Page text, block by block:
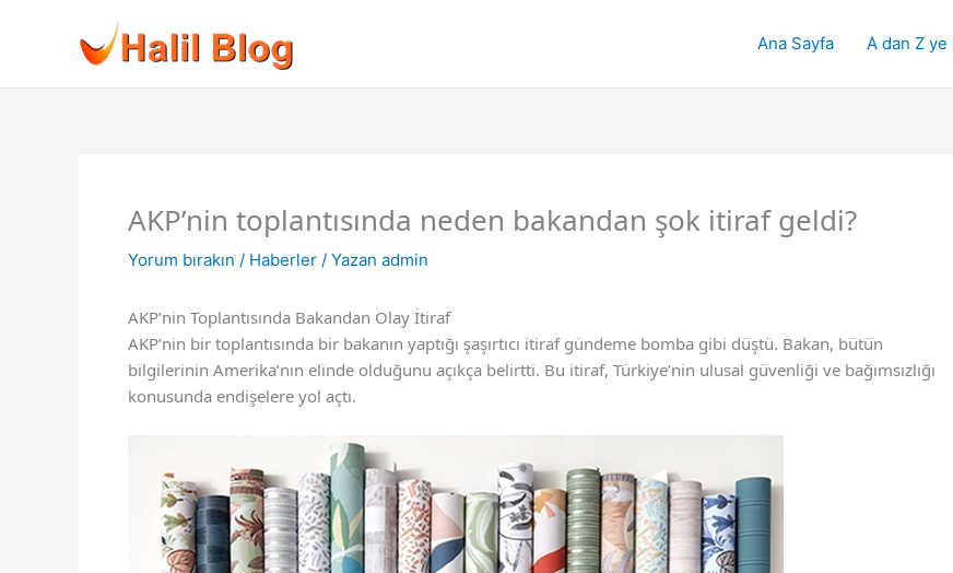
Ana Sayfa A dan Z
AKP’nin toplantısında neden bakandan şok itiraf geldi?
Yorum bırakın / Haberler / Yazan admin
AKP’nin Toplantısında Bakandan Olay İtiraf
AKP’nin bir toplantısında bir bakanın yaptığı şaşırtıcı itiraf gündeme bomba gibi düştü. Bakan, bütün
bilgilerinin Amerika’nın elinde olduğunu açıkça belirtti. Bu itiraf, Türkiye’nin ulusal güvenliği ve bağımsızlığı
konusunda endişelere yol açtı.